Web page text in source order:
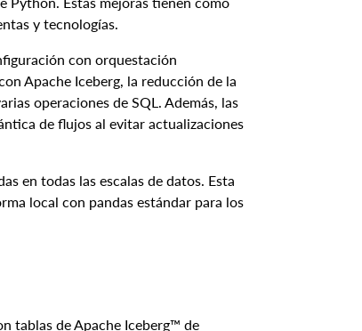
y tecnologías.
con orquestación
Apache Iceberg, la reducción de la
operaciones de SQL. Además, las
de flujos al evitar actualizaciones
en todas las escalas de datos. Esta
local con pandas estándar para los
tablas de Apache Iceberg™ de